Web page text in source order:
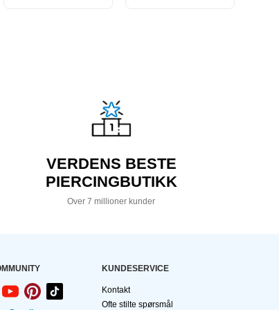
VERDENS BESTE
PIERCINGBUTIKK
Over 7 millioner kunder
KUNDESERVICE
Kontakt
Ofte stilte spørsmål